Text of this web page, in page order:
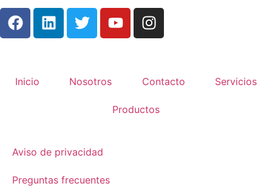
Inicio Nosotros Contacto Servicios
Productos
Aviso de privacidad
Preguntas frecuentes